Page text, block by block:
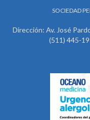
SOCIEDAD
Dirección: Av. José
(511) 445-